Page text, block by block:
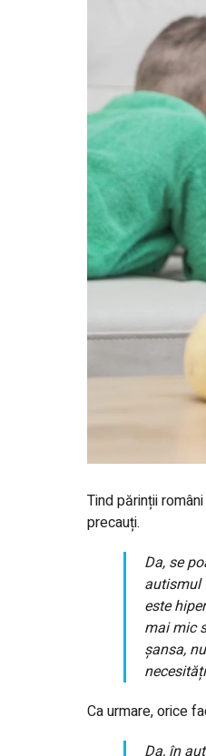
Tind părinții
precauți.
Da, se
autismul
este
mai mic
șansa,
Ca urmare, orice